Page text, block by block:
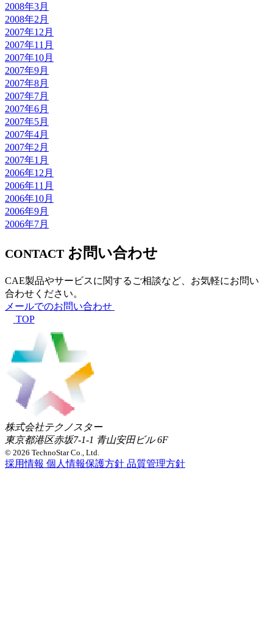
2008年3月
2008年2月
2007年12月
2007年11月
2007年10月
2007年9月
2007年8月
2007年7月
2007年6月
2007年5月
2007年4月
2007年2月
2007年1月
2006年12月
2006年11月
2006年10月
2006年9月
2006年7月
CONTACT お問い合わせ
CAE製品やサービスに関するご相談など、お気軽にお問い
合わせください。
メールでのお問い合わせ
TOP
株式会社テクノスター
東京都港区赤坂7-1-1 青山安田ビル 6F
© 2026 TechnoStar Co., Ltd.
採用情報 個人情報保護方針 品質管理方針